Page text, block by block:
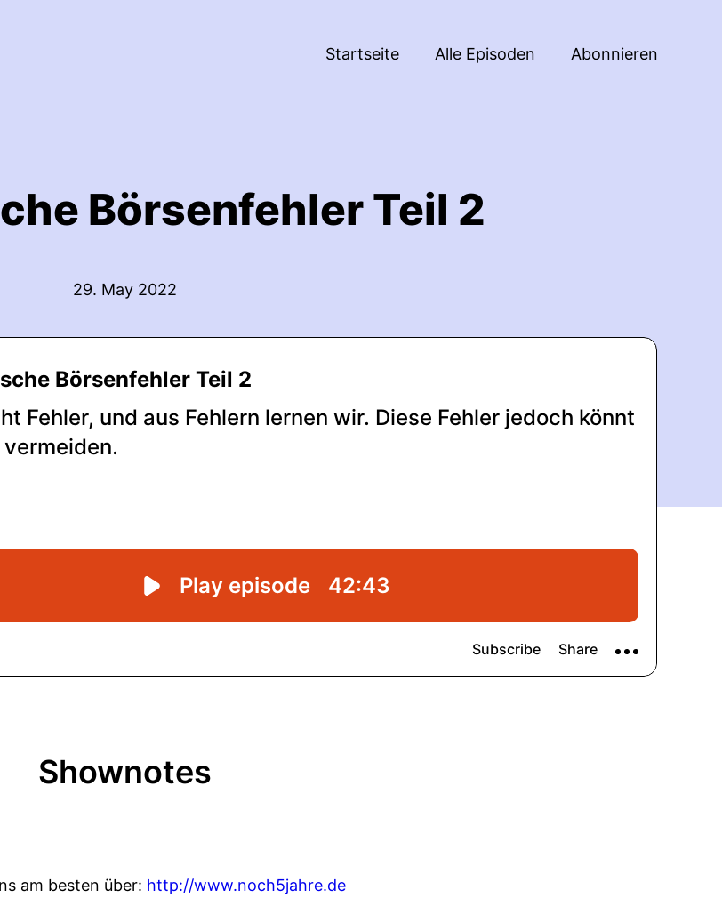
Startseite Alle Episoden Abonnieren
Börsenfehler Teil 2
29. May 2022
Shownotes
am besten über: http://www.noch5jahre.de